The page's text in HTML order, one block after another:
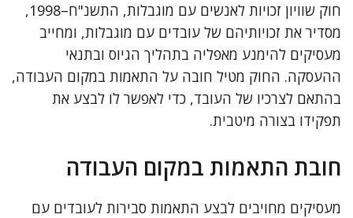
חוק שוויון זכויות לאנשים עם מוגבלות, התשנ"ח–1998,
מסדיר את זכויותיהם של עובדים עם מוגבלות, ומחייב
מעסיקים להימנע מאפליה בתהליך הגיוס ובתנאי
ההעסקה. החוק מטיל חובה על התאמות במקום העבודה,
בהתאם לצרכיו של העובד, כדי לאפשר לו לבצע את
תפקידו בצורה מיטבית.
חובת התאמות במקום העבודה
מעסיקים מחויבים לבצע התאמות סבירות לעובדים עם